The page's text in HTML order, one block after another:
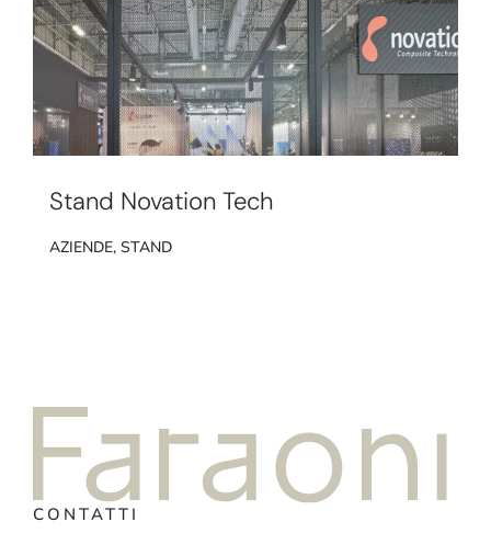
Stand Novation Tech
AZIENDE, STAND
CONTATTI